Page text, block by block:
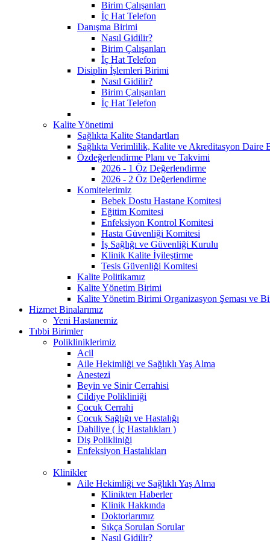
Birim Çalışanları
İç Hat Telefon
Danışma Birimi
Nasıl Gidilir?
Birim Çalışanları
İç Hat Telefon
Disiplin İşlemleri Birimi
Nasıl Gidilir?
Birim Çalışanları
İç Hat Telefon
Kalite Yönetimi
Sağlıkta Kalite Standartları
Sağlıkta Verimlilik, Kalite ve Akreditasyon Daire
Özdeğerlendirme Planı ve Takvimi
2026 - 1 Öz Değerlendirme
2026 - 2 Öz Değerlendirme
Komitelerimiz
Bebek Dostu Hastane Komitesi
Eğitim Komitesi
Enfeksiyon Kontrol Komitesi
Hasta Güvenliği Komitesi
İş Sağlığı ve Güvenliği Kurulu
Klinik Kalite İyileştirme
Tesis Güvenliği Komitesi
Kalite Politikamız
Kalite Yönetim Birimi
Kalite Yönetim Birimi Organizasyon Şeması ve
Hizmet Binalarımız
Yeni Hastanemiz
Tıbbi Birimler
Polikliniklerimiz
Acil
Aile Hekimliği ve Sağlıklı Yaş Alma
Anestezi
Beyin ve Sinir Cerrahisi
Cildiye Polikliniği
Çocuk Cerrahi
Çocuk Sağlığı ve Hastalığı
Dahiliye ( İç Hastalıkları )
Diş Polikliniği
Enfeksiyon Hastalıkları
Klinikler
Aile Hekimliği ve Sağlıklı Yaş Alma
Klinikten Haberler
Klinik Hakkında
Doktorlarımız
Sıkça Sorulan Sorular
Nasıl Gidilir?